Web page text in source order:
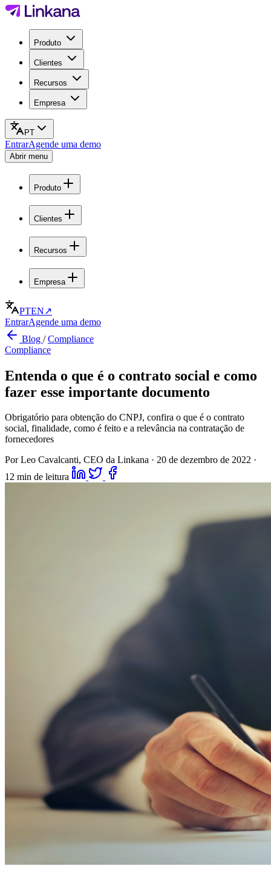
Produto
Clientes
Recursos
Empresa
PT
EntrarAgende uma demo
Abrir menu
Produto
Clientes
Recursos
Empresa
PTEN↗
EntrarAgende uma demo
Blog /Compliance
Compliance
Entenda o que é o contrato social e como
fazer esse importante documento
Obrigatório para obtenção do CNPJ, confira o que é o contrato
social, finalidade, como é feito e a relevância na contratação de
fornecedores
Por Leo Cavalcanti, CEO da Linkana · 20 de dezembro de 2022 ·
12 min de leitura